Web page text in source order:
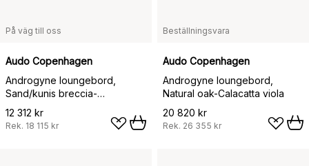
På väg till oss
Audo Copenhagen
Androgyne loungebord,
Sand/kunis breccia-
valnötsstativ
12 312 kr
Rek. 18 115 kr
Beställningsvara
Audo Copenhagen
Androgyne loungebord,
Natural oak-Calacatta viola
20 820 kr
Rek. 26 355 kr